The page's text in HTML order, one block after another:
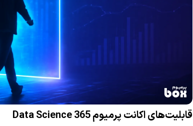
قابلیت‌های اکانت پرمیوم 365 Data Science